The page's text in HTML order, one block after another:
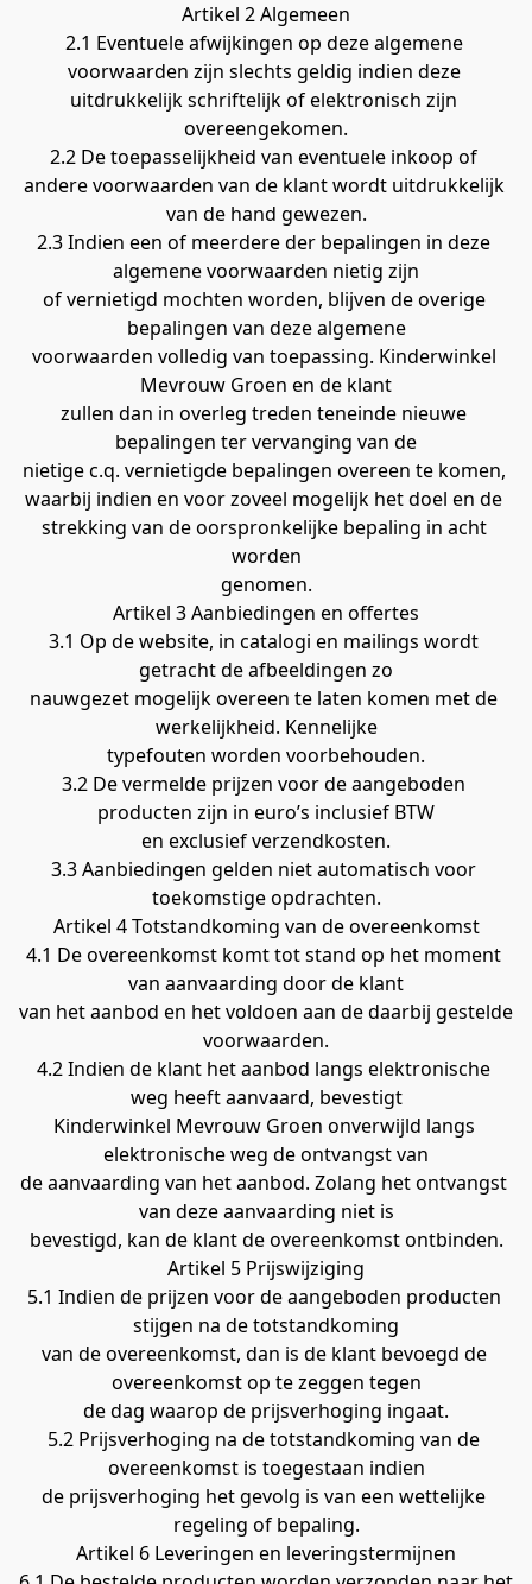
Artikel 2 Algemeen
2.1 Eventuele afwijkingen op deze algemene
voorwaarden zijn slechts geldig indien deze
uitdrukkelijk schriftelijk of elektronisch zijn
overeengekomen.
2.2 De toepasselijkheid van eventuele inkoop of
andere voorwaarden van de klant wordt uitdrukkelijk
van de hand gewezen.
2.3 Indien een of meerdere der bepalingen in deze
algemene voorwaarden nietig zijn
of vernietigd mochten worden, blijven de overige
bepalingen van deze algemene
voorwaarden volledig van toepassing. Kinderwinkel
Mevrouw Groen en de klant
zullen dan in overleg treden teneinde nieuwe
bepalingen ter vervanging van de
nietige c.q. vernietigde bepalingen overeen te komen,
waarbij indien en voor zoveel mogelijk het doel en de
strekking van de oorspronkelijke bepaling in acht
worden
genomen.
Artikel 3 Aanbiedingen en offertes
3.1 Op de website, in catalogi en mailings wordt
getracht de afbeeldingen zo
nauwgezet mogelijk overeen te laten komen met de
werkelijkheid. Kennelijke
typefouten worden voorbehouden.
3.2 De vermelde prijzen voor de aangeboden
producten zijn in euro’s inclusief BTW
en exclusief verzendkosten.
3.3 Aanbiedingen gelden niet automatisch voor
toekomstige opdrachten.
Artikel 4 Totstandkoming van de overeenkomst
4.1 De overeenkomst komt tot stand op het moment
van aanvaarding door de klant
van het aanbod en het voldoen aan de daarbij gestelde
voorwaarden.
4.2 Indien de klant het aanbod langs elektronische
weg heeft aanvaard, bevestigt
Kinderwinkel Mevrouw Groen onverwijld langs
elektronische weg de ontvangst van
de aanvaarding van het aanbod. Zolang het ontvangst
van deze aanvaarding niet is
bevestigd, kan de klant de overeenkomst ontbinden.
Artikel 5 Prijswijziging
5.1 Indien de prijzen voor de aangeboden producten
stijgen na de totstandkoming
van de overeenkomst, dan is de klant bevoegd de
overeenkomst op te zeggen tegen
de dag waarop de prijsverhoging ingaat.
5.2 Prijsverhoging na de totstandkoming van de
overeenkomst is toegestaan indien
de prijsverhoging het gevolg is van een wettelijke
regeling of bepaling.
Artikel 6 Leveringen en leveringstermijnen